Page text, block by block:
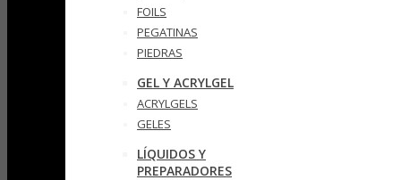
FOILS
PEGATINAS
PIEDRAS
GEL Y ACRYLGEL
ACRYLGELS
GELES
LÍQUIDOS Y
PREPARADORES